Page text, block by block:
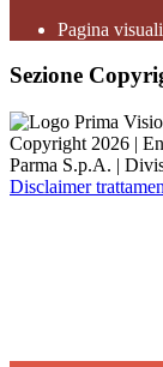
Pagina
Sezione
Copyright 2026 |
Parma S.p.A. |
Disclaimer